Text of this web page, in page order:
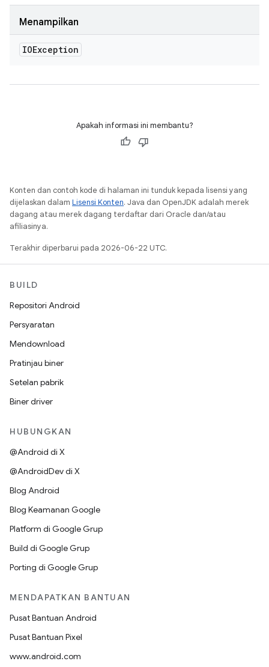
Menampilkan
IOException
Apakah informasi ini membantu?
Konten dan contoh kode di halaman ini tunduk kepada lisensi yang
dijelaskan dalam Lisensi Konten. Java dan OpenJDK adalah merek
dagang atau merek dagang terdaftar dari Oracle dan/atau
afiliasinya.
Terakhir diperbarui pada 2026-06-22 UTC.
BUILD
Repositori Android
Persyaratan
Mendownload
Pratinjau biner
Setelan pabrik
Biner driver
HUBUNGKAN
@Android di X
@AndroidDev di X
Blog Android
Blog Keamanan Google
Platform di Google Grup
Build di Google Grup
Porting di Google Grup
MENDAPATKAN BANTUAN
Pusat Bantuan Android
Pusat Bantuan Pixel
www.android.com